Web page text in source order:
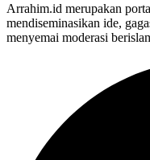
Arrahim.id merupakan
mendiseminasikan ide,
menyemai moderasi